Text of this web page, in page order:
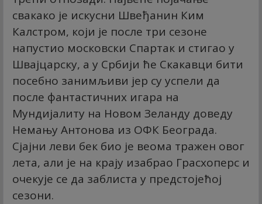
свакако је искусни Швеђанин Ким
Калстром, који је после три сезоне
напустио московски Спартак и стигао у
Швајцарску, а у Србији ће Скакавци бити
посебно занимљиви јер су успели да
после фантастичних игара на
Мундијалиту на Новом Зеланду доведу
Немању Антонова из ОФК Београда.
Сјајни леви бек био је веома тражен овог
лета, али је на крају изабрао Грасхоперс и
очекује се да заблиста у предстојећој
сезони.